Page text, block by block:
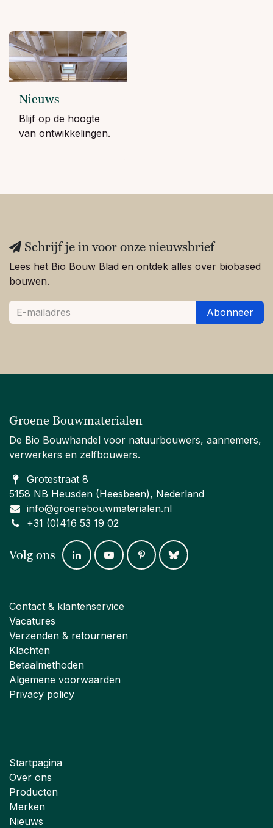
Nieuws
Blijf op de hoogte
van ontwikkelingen.
Schrijf je in voor onze nieuwsbrief
Lees het Bio Bouw Blad en ontdek alles over biobased
bouwen.
Abonneer
Groene Bouwmaterialen
De Bio Bouwhandel voor natuurbouwers, aannemers,
verwerkers en zelfbouwers.
Grotestraat 8
5158 NB Heusden (Heesbeen), Nederland
info@groenebouwmaterialen.nl
+31 (0)416 53 19 02
Volg ons
Contact & klantenservice
Vacatures
Verzenden & retourneren
Klachten
Betaalmethoden
Algemene voorwaarden
Privacy policy
Startpagina
Over ons
Producten
Merken
Nieuws